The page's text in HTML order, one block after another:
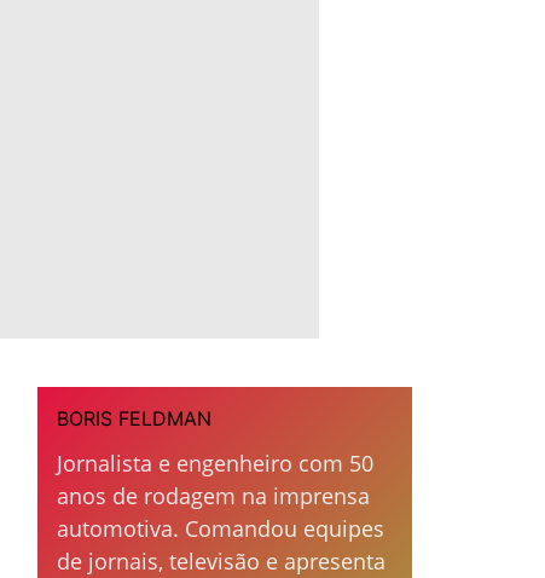
BORIS FELDMAN
Jornalista e engenheiro com 50
anos de rodagem na imprensa
automotiva. Comandou equipes
de jornais, televisão e apresenta